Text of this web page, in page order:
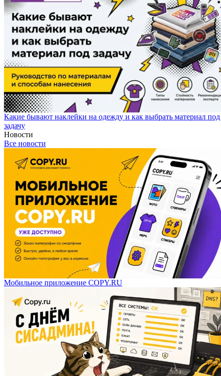
Какие бывают наклейки на одежду и как выбрать материал под
задачу
Новости
Все новости
Мобильное приложение COPY.RU